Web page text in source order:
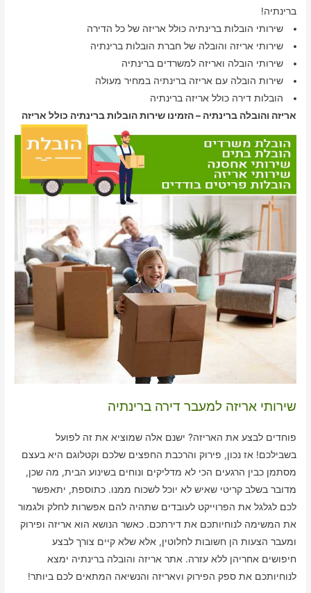
ברינתיה!
שירותי הובלות ברינתיה כולל אריזה של כל הדירה
שירותי אריזה והובלה של חברת הובלות ברינתיה
שירותי הובלה ואריזה למשרדים ברינתיה
שירות הובלה עם אריזה ברינתיה במחיר מעולה
הובלות דירה כולל אריזה ברינתיה
אריזה והובלה ברינתיה – הזמינו שירות הובלות ברינתיה כולל אריזה
שירותי אריזה למעבר דירה ברינתיה
פוחדים לבצע את האריזה? ישנם אלה שמוציא את זה לפועל
בשבילכם! אז נכון, פירוק והרכבת החפצים שלכם וקטלוגם היא בעצם
מסתמן כבין הרגעים הכי לא מדליקים ונוחים בשינוע הבית, מה שכן,
מדובר בשלב קריטי שאיש לא יוכל לשכוח ממנו. כתוספת, יתאפשר
לכם לגלגל את הפרוייקט לעובדים שתהיה להם אפשרות לחלק ולגמור
את המשימה לנוחיותכם את דירתכם. כאשר הנושא הוא אריזה ופירוק
ומעבר הצעות הן חשובות לחלוטין, אלא שלא קיים צורך לבצע
חיפושים אחריהן ללא עזרה. אתר אריזה והובלה ברינתיה ימצא
לנוחיותכם את ספק הפירוק וvאריזה והנשיאה המתאים לכם ביותר!